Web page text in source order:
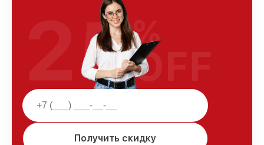
Получить скидку
25%
OFF